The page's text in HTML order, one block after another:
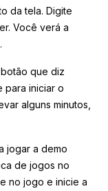
da tela. Digite
Você verá a
que diz
para iniciar o
alguns minutos,
jogar a demo
de jogos no
no jogo e inicie a